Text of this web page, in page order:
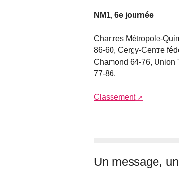
NM1, 6e journée
Chartres Métropole-
86-60, Cergy-Centre
Chamond 64-76, Union
77-86.
Classement
Un message,